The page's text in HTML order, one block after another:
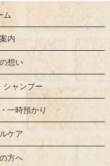
ム
内
想い
シャンプー
一時預かり
ケア
方へ